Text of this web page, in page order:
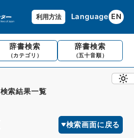
利用方法 Language EN
辞書検索
（カテゴリ）
辞書検索
（五十音順）
検索結果一覧
検索画面に戻る